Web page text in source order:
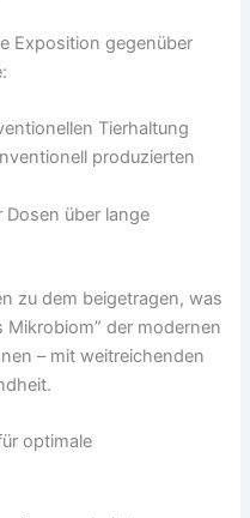
Exposition gegenüber
Tierhaltung
produzierten
Dosen über lange
zu dem beigetragen, was
Mikrobiom” der modernen
– mit weitreichenden
optimale